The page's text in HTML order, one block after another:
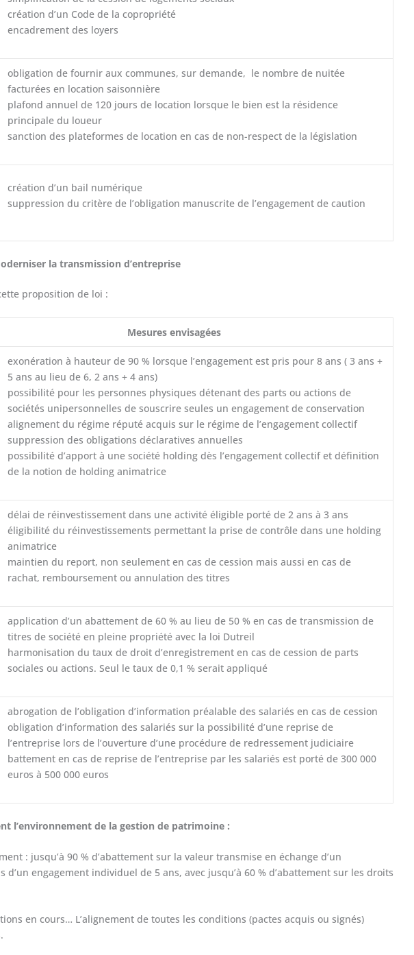
création d’un Code de la copropriété
encadrement des loyers
obligation de fournir aux communes, sur demande, le nombre de nuitée
facturées en location saisonnière
plafond annuel de 120 jours de location lorsque le bien est la résidence
principale du loueur
sanction des plateformes de location en cas de non-respect de la législation
création d’un bail numérique
suppression du critère de l’obligation manuscrite de l’engagement de caution
la transmission d’entreprise
proposition de loi :
Mesures envisagées
exonération à hauteur de 90 % lorsque l’engagement est pris pour 8 ans ( 3 ans +
5 ans au lieu de 6, 2 ans + 4 ans)
possibilité pour les personnes physiques détenant des parts ou actions de
sociétés unipersonnelles de souscrire seules un engagement de conservation
alignement du régime réputé acquis sur le régime de l’engagement collectif
suppression des obligations déclaratives annuelles
possibilité d’apport à une société holding dès l’engagement collectif et définition
de la notion de holding animatrice
délai de réinvestissement dans une activité éligible porté de 2 ans à 3 ans
éligibilité du réinvestissements permettant la prise de contrôle dans une holding
animatrice
maintien du report, non seulement en cas de cession mais aussi en cas de
rachat, remboursement ou annulation des titres
application d’un abattement de 60 % au lieu de 50 % en cas de transmission de
titres de société en pleine propriété avec la loi Dutreil
harmonisation du taux de droit d’enregistrement en cas de cession de parts
sociales ou actions. Seul le taux de 0,1 % serait appliqué
abrogation de l’obligation d’information préalable des salariés en cas de cession
obligation d’information des salariés sur la possibilité d’une reprise de
l’entreprise lors de l’ouverture d’une procédure de redressement judiciaire
battement en cas de reprise de l’entreprise par les salariés est porté de 300 000
euros à 500 000 euros
l’environnement de la gestion de patrimoine :
: jusqu’à 90 % d’abattement sur la valeur transmise en échange d’un
engagement individuel de 5 ans, avec jusqu’à 60 % d’abattement sur les droits
en cours… L’alignement de toutes les conditions (pactes acquis ou signés)